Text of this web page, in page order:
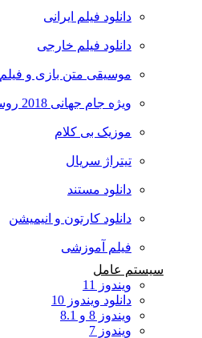
دانلود فیلم ایرانی
دانلود فیلم خارجی
موسیقی متن بازی و فیلم
ویژه جام جهانی 2018 روسیه
موزیک بی کلام
تیتراژ سریال
دانلود مستند
دانلود کارتون و انیمیشن
فیلم آموزشی
سیستم عامل
ویندوز 11
دانلود ویندوز 10
ویندوز 8 و 8.1
ویندوز 7